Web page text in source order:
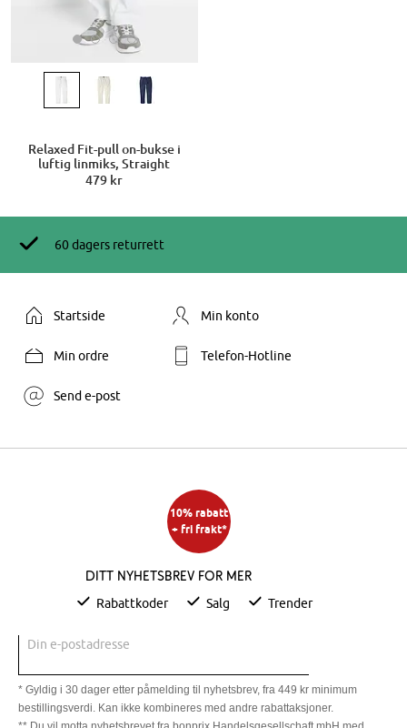
Relaxed Fit-pull on-bukse i
luftig linmiks, Straight
479 kr
60 dagers returrett
Startside Min konto
Min ordre Telefon-Hotline
Send e-post
10% rabatt
+ fri frakt*
Ditt nyhetsbrev for mer
Rabattkoder Salg Trender
Din e-postadresse
* Gyldig i 30 dager etter påmelding til nyhetsbrev, fra 449 kr minimum
bestillingsverdi. Kan ikke kombineres med andre rabattaksjoner.